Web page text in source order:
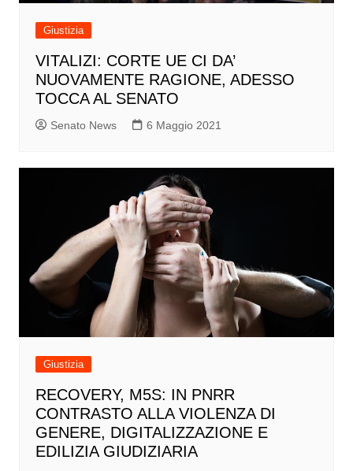
Giustizia
VITALIZI: CORTE UE CI DA’
NUOVAMENTE RAGIONE, ADESSO
TOCCA AL SENATO
Senato News 6 Maggio 2021
Giustizia
RECOVERY, M5S: IN PNRR
CONTRASTO ALLA VIOLENZA DI
GENERE, DIGITALIZZAZIONE E
EDILIZIA GIUDIZIARIA